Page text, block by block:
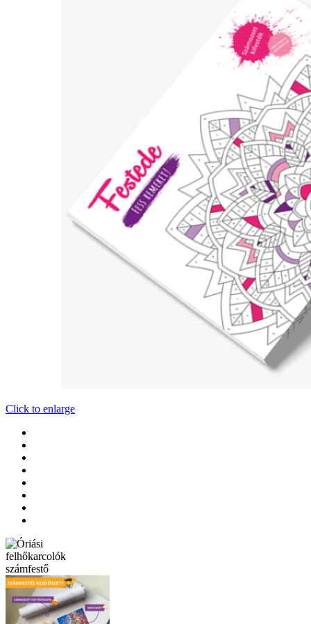
Click to enlarge